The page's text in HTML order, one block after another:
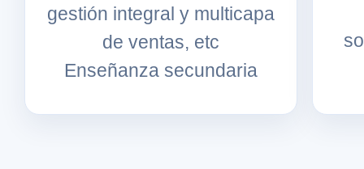
gestión integral y multicapa
de ventas, etc
Enseñanza secundaria